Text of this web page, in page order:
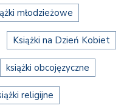
młodzieżowe
Książki na Dzień Kobiet
książki obcojęzyczne
religijne